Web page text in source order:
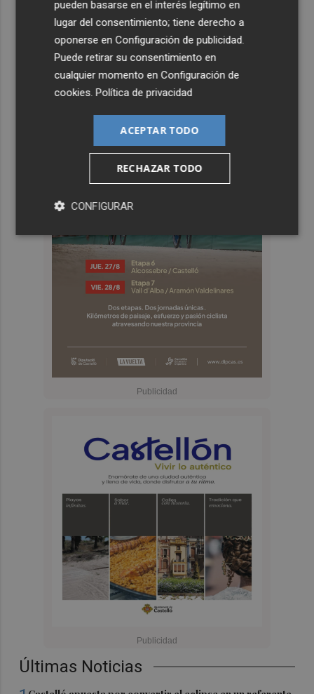
Últimas Noticias
pueden basarse en el interés legítimo en
lugar del consentimiento; tiene derecho a
oponerse enConfiguración de publicidad.
Puede retirar su consentimiento en
cualquier momento enConfiguración de
cookies.Política de privacidad
ACEPTAR TODO
RECHAZAR TODO
CONFIGURAR